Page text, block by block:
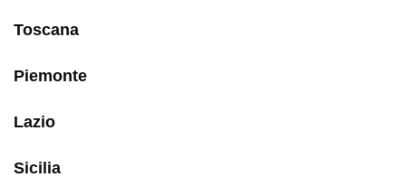
Toscana
Piemonte
Lazio
Sicilia